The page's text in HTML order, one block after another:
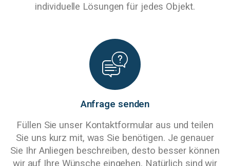
individuelle Lösungen für jedes Objekt.
Anfrage senden
Füllen Sie unser Kontaktformular aus und teilen
Sie uns kurz mit, was Sie benötigen. Je genauer
Sie Ihr Anliegen beschreiben, desto besser können
wir auf Ihre Wünsche eingehen. Natürlich sind wir